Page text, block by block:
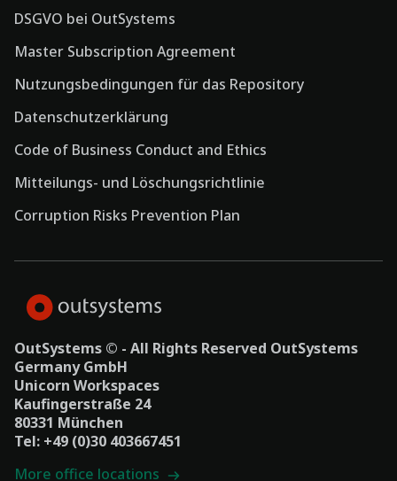
DSGVO bei OutSystems
Master Subscription Agreement
Nutzungsbedingungen für das Repository
Datenschutzerklärung
Code of Business Conduct and Ethics
Mitteilungs- und Löschungsrichtlinie
Corruption Risks Prevention Plan
OutSystems © - All Rights Reserved OutSystems
Germany GmbH
Unicorn Workspaces
Kaufingerstraße 24
80331 München
Tel: +49 (0)30 403667451
More office locations